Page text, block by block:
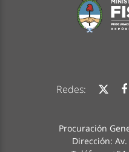
Redes:
Procuración
Dirección: